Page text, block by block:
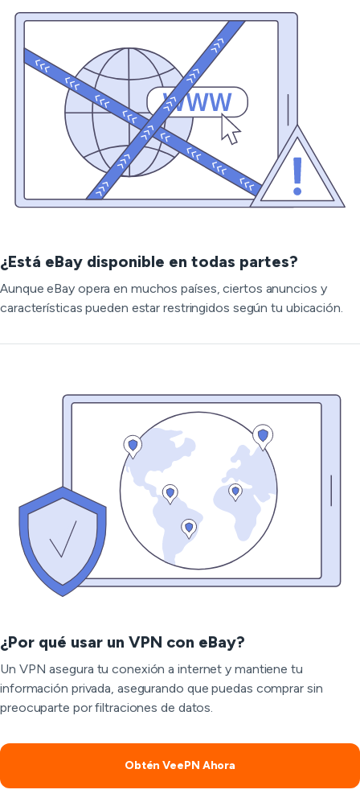
¿Está eBay disponible en todas partes?
Aunque eBay opera en muchos países, ciertos anuncios y
características pueden estar restringidos según tu ubicación.
¿Por qué usar un VPN con eBay?
Un VPN asegura tu conexión a internet y mantiene tu
información privada, asegurando que puedas comprar sin
preocuparte por filtraciones de datos.
Obtén VeePN Ahora